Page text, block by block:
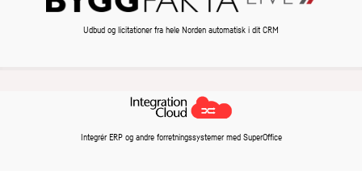
Udbud og licitationer fra hele Norden automatisk i dit CRM
Integrér ERP og andre forretningssystemer med SuperOffice